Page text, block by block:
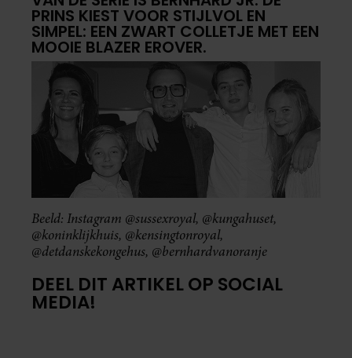
PRINS KIEST VOOR STIJLVOL EN
SIMPEL: EEN ZWART COLLETJE MET EEN
MOOIE BLAZER EROVER.
Beeld: Instagram @sussexroyal, @kungahuset,
@koninklijkhuis, @kensingtonroyal,
@detdanskekongehus, @bernhardvanoranje
DEEL DIT ARTIKEL OP SOCIAL
MEDIA!